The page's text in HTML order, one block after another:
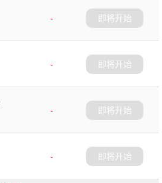
-
即将开始
-
即将开始
-
即将开始
-
即将开始